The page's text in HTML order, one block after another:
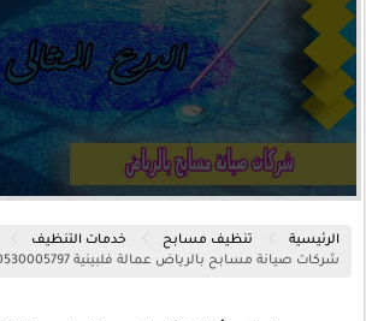
الرئيسية تنظيف مسابح
خدمات التنظيف
شركات صيانة مسابح بالرياض عمالة فلبينية 0530005797